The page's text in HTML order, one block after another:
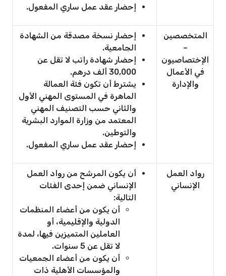
إحضار عقد عمل ساري المفعول.
المتخصصين
–
الإختصاصيون
في الأعمال
والإدارة
إحضار نسخة مصدقة من الشهادة
الجامعية.
إحضار شهادة راتب لا تقل عن
30,000 ألف درهم.
يشترط أن تكون فئة العمالة
الماهرة في المستوى المهني الأول
والثاني حسب التصنيف المهني
المعتمد من وزارة الموارد البشرية
والتوطين.
إحضار عقد عمل ساري المفعول.
رواد العمل
الإنساني
أن يكون المرشح من رواد العمل
الإنساني ضمن إحدى الفئات
التالية:
أن يكون من أعضاء المنظمات
الدولية والإقليمية، أو
العاملين المتميزين فيها، لمدة
لا تقل عن 5 سنوات.
أن يكون من أعضاء الجمعيات
والمؤسسات الأهلية ذات